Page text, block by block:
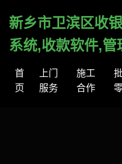
新乡市卫滨区收
系统,收款软件,管
首
页
上门
服务
施工
合作